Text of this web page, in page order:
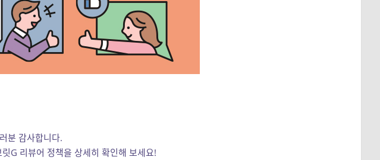
분 감사합니다.
G 리뷰어 정책을 상세히 확인해 보세요!